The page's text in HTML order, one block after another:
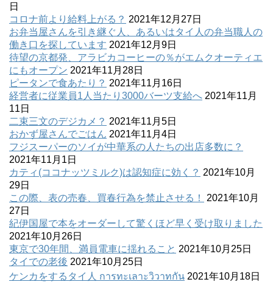
日
コロナ前より給料上がる？ 2021年12月27日
お弁当屋さんを引き継ぐ人、あるいはタイ人の弁当職人の
働き口を探しています 2021年12月9日
待望の京都発、アラビカコーヒーの％がエムクオーティエ
にもオープン 2021年11月28日
ピータンで食あたり？ 2021年11月16日
経営者に従業員1人当たり3000バーツ支給へ 2021年11月
11日
二束三文のデジカメ？ 2021年11月5日
おかず屋さんでごはん 2021年11月4日
フジスーパーのソイが中華系の人たちの出店多数に？
2021年11月1日
カティ(ココナッツミルク)は認知症に効く？ 2021年10月
29日
この際、表の売春、買春行為を禁止させる！
2021年10月
27日
紀伊国屋で本をオーダーして驚くほど早く受け取りました
2021年10月26日
東京で30年間、満員電車に揺れること 2021年10月25日
タイでの老後 2021年10月25日
ケンカをするタイ人 การทะเลาะวิวาทกัน 2021年10月18日